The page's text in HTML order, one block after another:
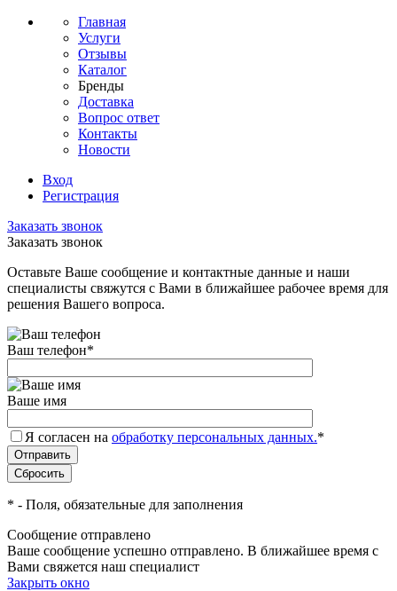
Главная
Услуги
Отзывы
Каталог
Бренды
Доставка
Вопрос ответ
Контакты
Новости
Вход
Регистрация
Заказать звонок
Заказать звонок
Оставьте Ваше сообщение и контактные данные и наши
специалисты свяжутся с Вами в ближайшее рабочее время для
решения Вашего вопроса.
Ваш телефон*
Ваше имя
Я согласен на обработку персональных данных.*
* - Поля, обязательные для заполнения
Сообщение отправлено
Ваше сообщение успешно отправлено. В ближайшее время с
Вами свяжется наш специалист
Закрыть окно